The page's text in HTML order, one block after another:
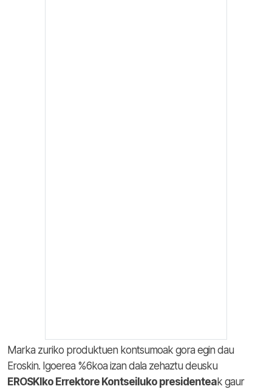
Marka zuriko produktuen kontsumoak gora egin dau
Eroskin. Igoerea %6koa izan dala zehaztu deusku
EROSKIko Errektore Kontseiluko presidenteak gaur